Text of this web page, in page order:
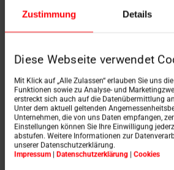
Zustimmung Details
Diese Webseite verwendet
Mit Klick auf „Alle Zulassen“ erlauben Sie uns
Funktionen sowie zu Analyse- und
erstreckt sich auch auf die Datenübermittlung
Unter dem aktuell geltenden
Unternehmen, die von uns Daten empfangen,
Einstellungen können Sie Ihre Einwilligung
abstufen. Weitere Informationen zur
unserer Datenschutzerklärung.
Impressum | Datenschutzerklärung | Cookies
Ja, ich willige in die Erhebung und
Kontaktdaten zum Zwecke der
Anfrage ein und habe die
Kenntnis genommen. Weiterhin
genommen, dass meine, im Rahmen